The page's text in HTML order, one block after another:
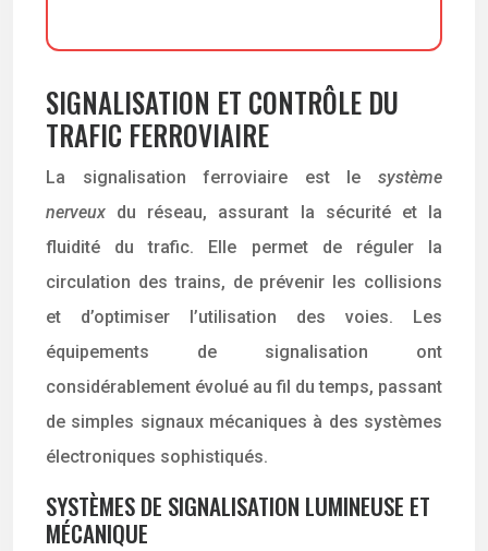
SIGNALISATION ET CONTRÔLE DU
TRAFIC FERROVIAIRE
La signalisation ferroviaire est le système
nerveux du réseau, assurant la sécurité et la
fluidité du trafic. Elle permet de réguler la
circulation des trains, de prévenir les collisions
et d’optimiser l’utilisation des voies. Les
équipements de signalisation ont
considérablement évolué au fil du temps, passant
de simples signaux mécaniques à des systèmes
électroniques sophistiqués.
SYSTÈMES DE SIGNALISATION LUMINEUSE ET
MÉCANIQUE